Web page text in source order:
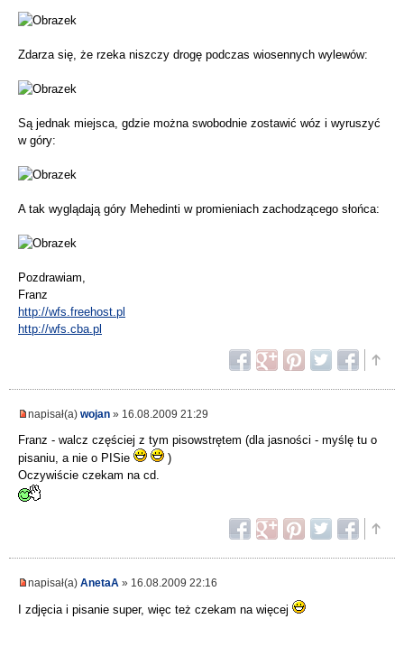
Zdarza się, że rzeka niszczy drogę podczas wiosennych wylewów:
Są jednak miejsca, gdzie można swobodnie zostawić wóz i wyruszyć
w góry:
A tak wyglądają góry Mehedinti w promieniach zachodzącego słońca:
Pozdrawiam,
Franz
http://wfs.freehost.pl
http://wfs.cba.pl
napisał(a) wojan » 16.08.2009 21:29
Franz - walcz częściej z tym pisowstrętem (dla jasności - myślę tu o
pisaniu, a nie o PISie
)
Oczywiście czekam na cd.
napisał(a) AnetaA » 16.08.2009 22:16
I zdjęcia i pisanie super, więc też czekam na więcej